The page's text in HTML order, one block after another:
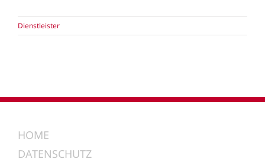
Dienstleister
HOME
DATENSCHUTZ